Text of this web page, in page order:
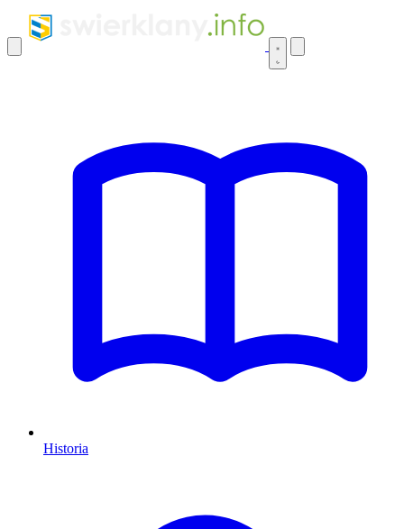
Historia